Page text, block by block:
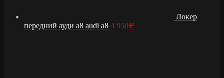
Локер
передний ауди а8 audi a8 4 950Р